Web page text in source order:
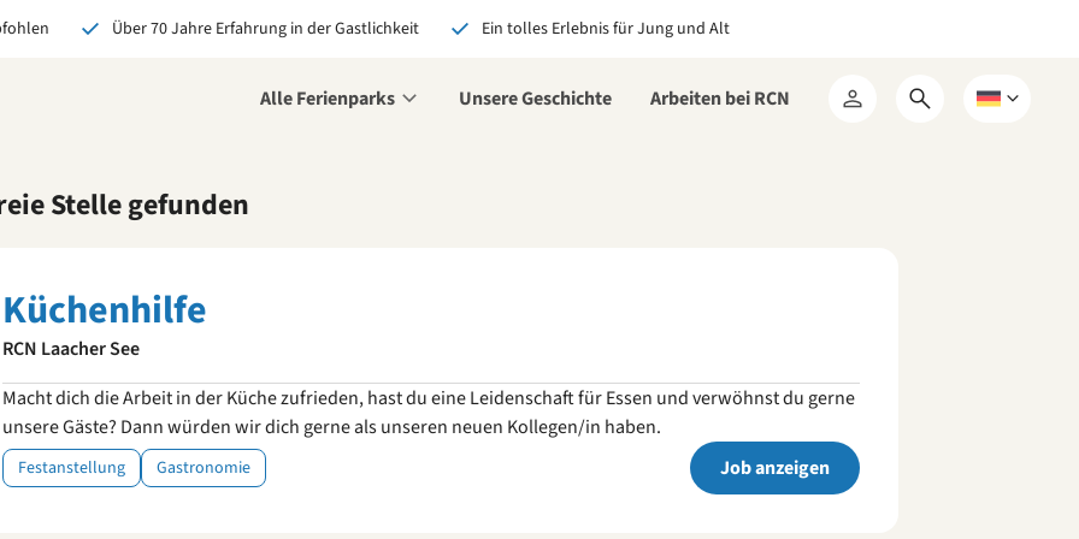
Über 70 Jahre Erfahrung in der Gastlichkeit Ein tolles Erlebnis für Jung und Alt
Alle Ferienparks Unsere Geschichte Arbeiten bei RCN
Mein
Suchformular
Wählen
deine neue
vielleicht schon bald
unseres Teams.
bewerben
Stelle gefunden
Küchenhilfe
RCN Laacher See
Macht dich die Arbeit in der Küche zufrieden, hast du eine Leidenschaft für Essen und verwöhnst du gerne
unsere Gäste? Dann würden wir dich gerne als unseren neuen Kollegen/in haben.
Festanstellung Gastronomie Job anzeigen